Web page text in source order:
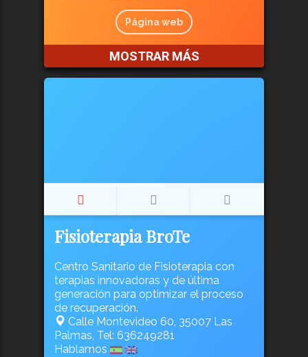
Página web
MOSTRAR MÁS
Fisioterapia BroTe
Centro Sanitario de Fisioterapia con
terapias innovadoras y de última
generación para optimizar el proceso
de recuperación.
Calle Montevideo 60, 35007 Las
Palmas, Tel: 636249281
Hablamos